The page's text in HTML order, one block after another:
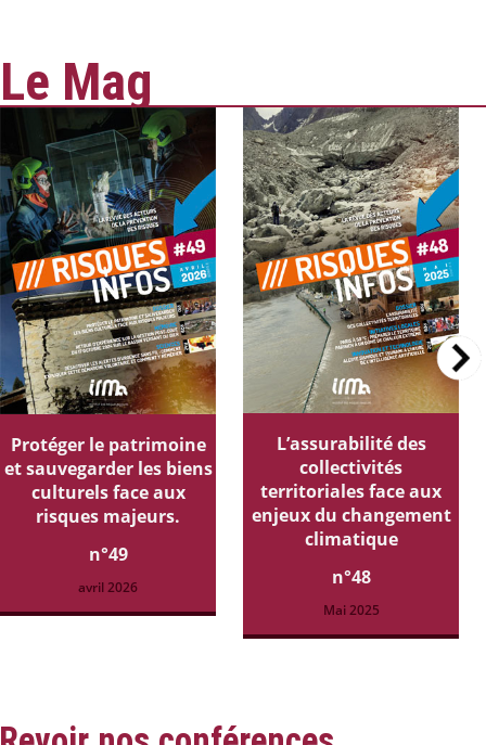
Le Mag
Protéger le patrimoine
et sauvegarder les biens
culturels face aux
risques majeurs.
n°49
avril 2026
L’assurabilité des
collectivités
territoriales face aux
enjeux du changement
climatique
n°48
Mai 2025